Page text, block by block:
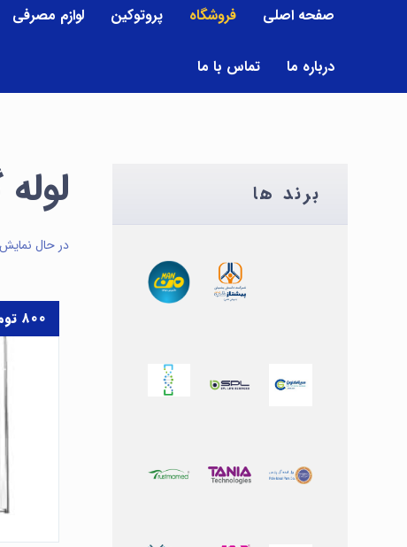
صفحه اصلی فروشگاه پروتوکین لوازم مصرفی
درباره ما تماس با ما
لوله
در حال
۸۰۰
برند ها